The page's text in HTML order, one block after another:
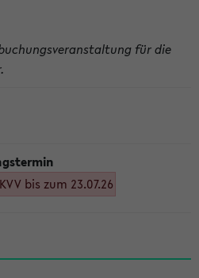
für die
bis zum 23.07.26